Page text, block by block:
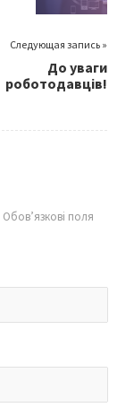
Следующая запись »
До уваги
роботодавців!
Обов’язкові поля